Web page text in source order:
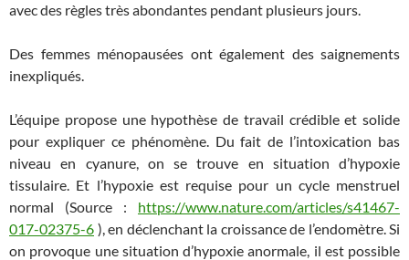
avec des règles très abondantes pendant plusieurs jours.
Des femmes ménopausées ont également des saignements
inexpliqués.
L’équipe propose une hypothèse de travail crédible et solide
pour expliquer ce phénomène. Du fait de l’intoxication bas
niveau en cyanure, on se trouve en situation d’hypoxie
tissulaire. Et l’hypoxie est requise pour un cycle menstruel
normal (Source : https://www.nature.com/articles/s41467-
017-02375-6 ), en déclenchant la croissance de l’endomètre. Si
on provoque une situation d’hypoxie anormale, il est possible